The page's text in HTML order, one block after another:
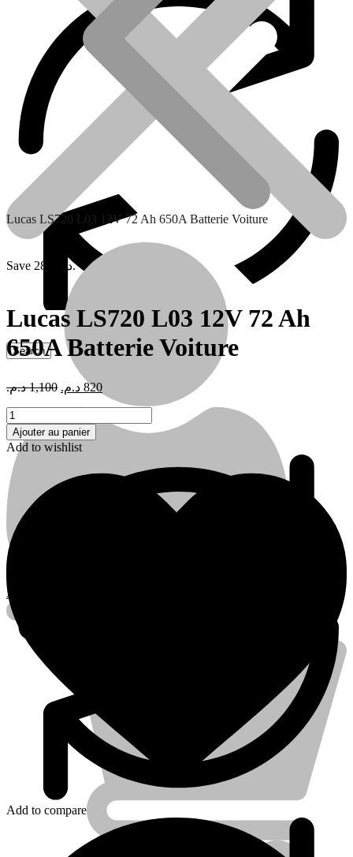
Contactez nous
Account
Lucas LS720 L03 12V 72 Ah 650A Batterie Voiture
Save 280 د.م.
Lucas LS720 L03 12V 72 Ah
650A Batterie Voiture
1,100 د.م.
Le
était :
820 د.م.
Le
prix
est :
quantité
de
Lucas
LS720
L03
12V
72
Ah
650A
Batterie
Voiture
Ajouter au panier
Add to wishlist
Add to compare